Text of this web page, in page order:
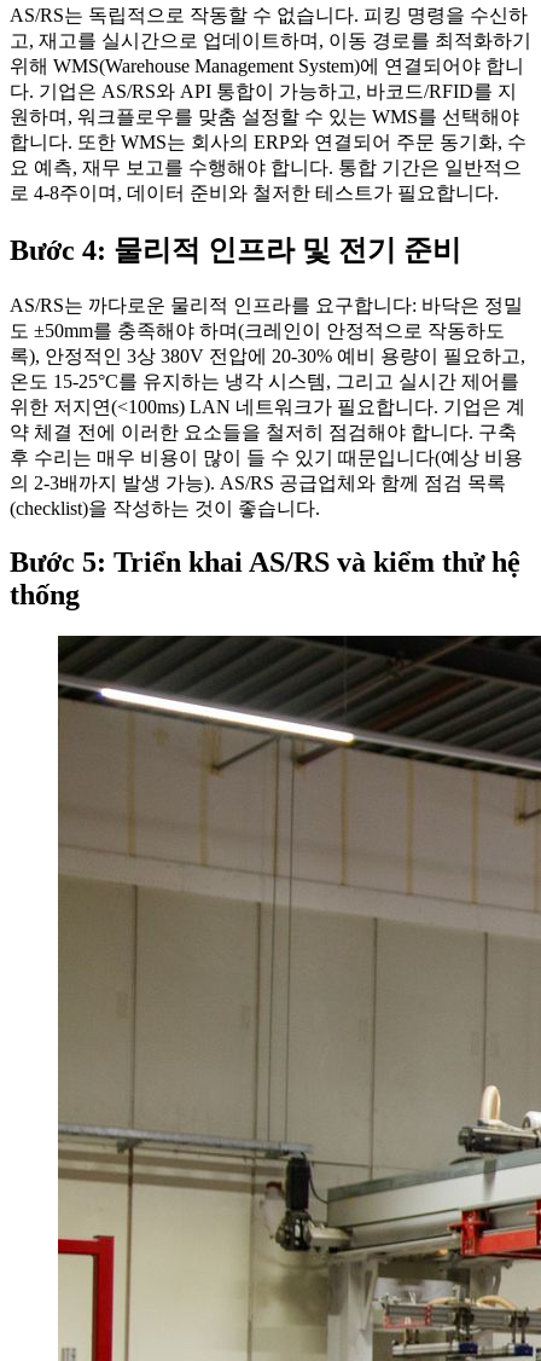
AS/RS는 독립적으로 작동할 수 없습니다. 피킹 명령을 수신하
고, 재고를 실시간으로 업데이트하며, 이동 경로를 최적화하기
위해 WMS(Warehouse Management System)에 연결되어야 합니
다. 기업은 AS/RS와 API 통합이 가능하고, 바코드/RFID를 지
원하며, 워크플로우를 맞춤 설정할 수 있는 WMS를 선택해야
합니다. 또한 WMS는 회사의 ERP와 연결되어 주문 동기화, 수
요 예측, 재무 보고를 수행해야 합니다. 통합 기간은 일반적으
로 4-8주이며, 데이터 준비와 철저한 테스트가 필요합니다.
Bước 4: 물리적 인프라 및 전기 준비
AS/RS는 까다로운 물리적 인프라를 요구합니다: 바닥은 정밀
도 ±50mm를 충족해야 하며(크레인이 안정적으로 작동하도
록), 안정적인 3상 380V 전압에 20-30% 예비 용량이 필요하고,
온도 15-25°C를 유지하는 냉각 시스템, 그리고 실시간 제어를
위한 저지연(<100ms) LAN 네트워크가 필요합니다. 기업은 계
약 체결 전에 이러한 요소들을 철저히 점검해야 합니다. 구축
후 수리는 매우 비용이 많이 들 수 있기 때문입니다(예상 비용
의 2-3배까지 발생 가능). AS/RS 공급업체와 함께 점검 목록
(checklist)을 작성하는 것이 좋습니다.
Bước 5: Triển khai AS/RS và kiểm thử hệ
thống